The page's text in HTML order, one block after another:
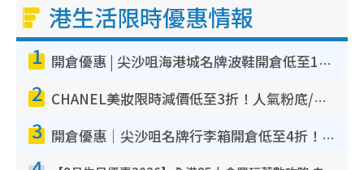
港生活限時優惠情報
1 開倉優惠 | 尖沙咀海港城名牌波鞋開倉低至1折！On鞋$899起／Joy&Peace鞋履$98起
2 CHANEL美妝限時減價低至3折！人氣粉底/唇膏/精華液低至$275！COCO香水都有平
3 開倉優惠｜尖沙咀名牌行李箱開倉低至4折！一連5日 American Tourister/ace./Hallmark $200起！